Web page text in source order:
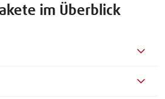
im Überblick